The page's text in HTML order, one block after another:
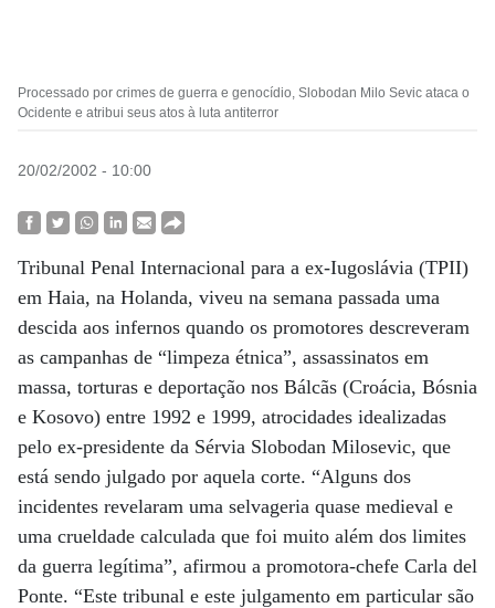
Processado por crimes de guerra e genocídio, Slobodan Milo Sevic ataca o
Ocidente e atribui seus atos à luta antiterror
20/02/2002 - 10:00
Tribunal Penal Internacional para a ex-Iugoslávia (TPII)
em Haia, na Holanda, viveu na semana passada uma
descida aos infernos quando os promotores descreveram
as campanhas de “limpeza étnica”, assassinatos em
massa, torturas e deportação nos Bálcãs (Croácia, Bósnia
e Kosovo) entre 1992 e 1999, atrocidades idealizadas
pelo ex-presidente da Sérvia Slobodan Milosevic, que
está sendo julgado por aquela corte. “Alguns dos
incidentes revelaram uma selvageria quase medieval e
uma crueldade calculada que foi muito além dos limites
da guerra legítima”, afirmou a promotora-chefe Carla del
Ponte. “Este tribunal e este julgamento em particular são